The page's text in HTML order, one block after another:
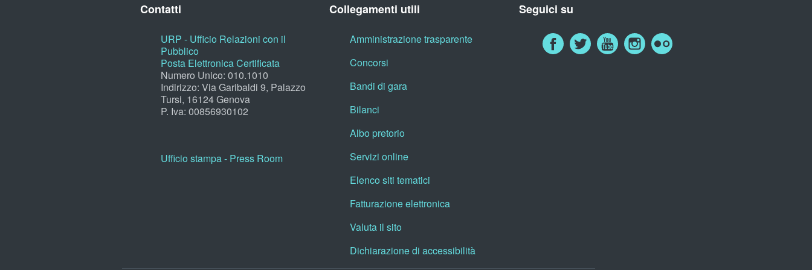
Contatti
URP - Ufficio Relazioni con il
Pubblico
Posta Elettronica Certificata
Numero Unico: 010.1010
Indirizzo: Via Garibaldi 9, Palazzo
Tursi, 16124 Genova
P. Iva: 00856930102
Ufficio stampa - Press Room
Collegamenti utili
Amministrazione trasparente
Concorsi
Bandi di gara
Bilanci
Albo pretorio
Servizi online
Elenco siti tematici
Fatturazione elettronica
Valuta il sito
Dichiarazione di accessibilità
Seguici su